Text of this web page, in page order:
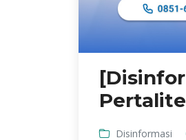
Disinformasi